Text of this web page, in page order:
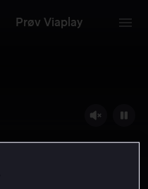
Prøv Viaplay